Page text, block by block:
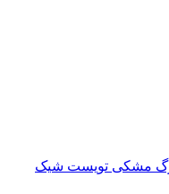
مشکی تویست شیک